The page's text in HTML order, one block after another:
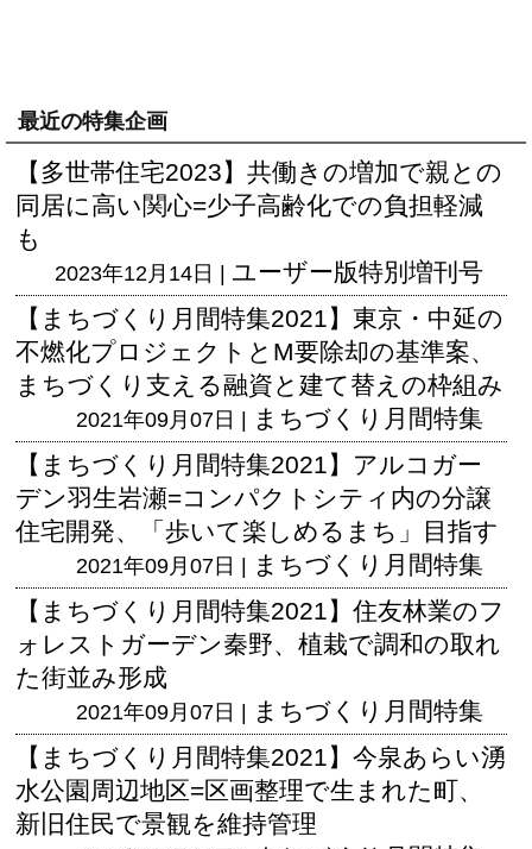
最近の特集企画
【多世帯住宅2023】共働きの増加で親との
同居に高い関心=少子高齢化での負担軽減
も
2023年12月14日 | ユーザー版特別増刊号
【まちづくり月間特集2021】東京・中延の
不燃化プロジェクトとM要除却の基準案、
まちづくり支える融資と建て替えの枠組み
2021年09月07日 | まちづくり月間特集
【まちづくり月間特集2021】アルコガー
デン羽生岩瀬=コンパクトシティ内の分譲
住宅開発、「歩いて楽しめるまち」目指す
2021年09月07日 | まちづくり月間特集
【まちづくり月間特集2021】住友林業のフ
ォレストガーデン秦野、植栽で調和の取れ
た街並み形成
2021年09月07日 | まちづくり月間特集
【まちづくり月間特集2021】今泉あらい湧
水公園周辺地区=区画整理で生まれた町、
新旧住民で景観を維持管理